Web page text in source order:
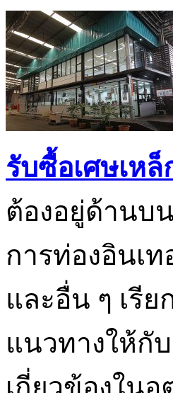
รับซื้อเศษเหล็
ต้องอยู่ด้านบ
การท่องอินเท
และอื่น ๆ เรี
แนวทางให้กั
เกี่ยวข้องใน